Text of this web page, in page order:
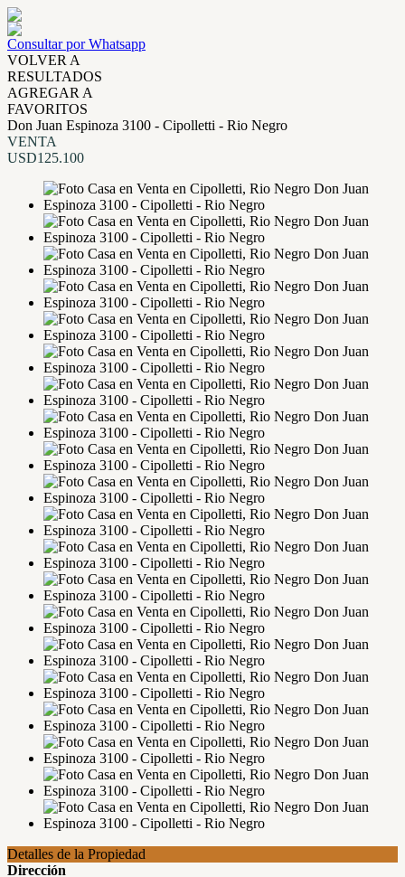
Consultar por Whatsapp
VOLVER A
RESULTADOS
AGREGAR A
FAVORITOS
Don Juan Espinoza 3100 - Cipolletti - Rio Negro
VENTA
USD125.100
Detalles de la Propiedad
Dirección